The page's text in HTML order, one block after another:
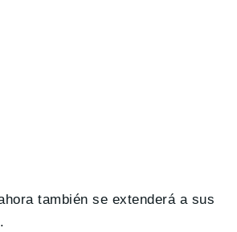
también se extenderá a sus